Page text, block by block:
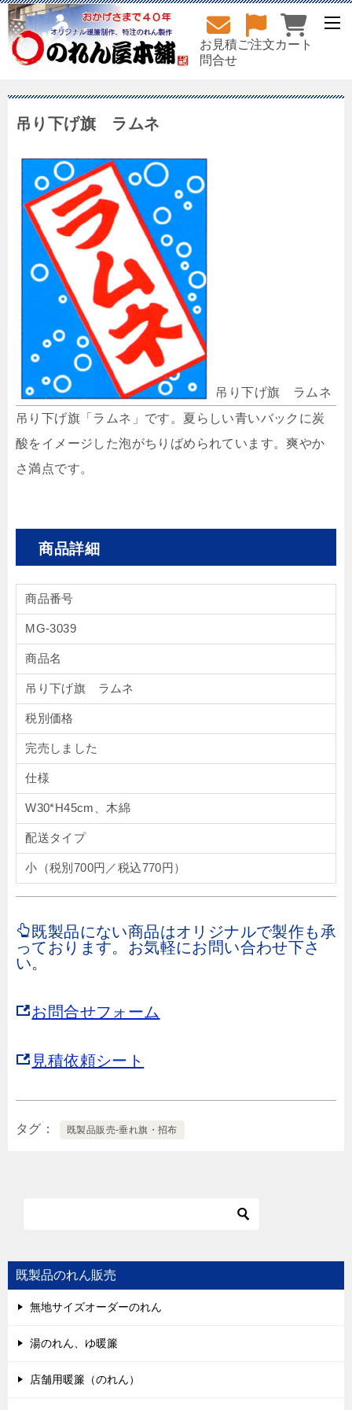
お見積
問合せ
ご注文カート
吊り下げ旗 ラムネ
吊り下げ旗 ラムネ
吊り下げ旗「ラムネ」です。夏らしい青いバックに炭
酸をイメージした泡がちりばめられています。爽やか
さ満点です。
商品詳細
商品番号
MG-3039
商品名
吊り下げ旗 ラムネ
税別価格
完売しました
仕様
W30*H45cm、木綿
配送タイプ
小（税別700円／税込770円）
既製品にない商品はオリジナルで製作も承
っております。お気軽にお問い合わせ下さ
い。
お問合せフォーム
見積依頼シート
タグ 既製品販売-垂れ旗・招布
既製品のれん販売
無地サイズオーダーのれん
湯のれん、ゆ暖簾
店舗用暖簾（のれん）